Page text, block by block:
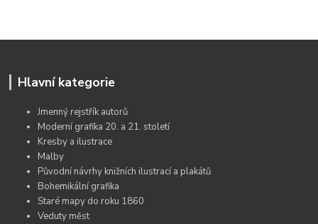
Hlavní kategorie
Jmenný rejstřík autorů
Moderní grafika 20. a 21. století
Kresby a ilustrace
Malby
Původní návrhy knižních ilustrací a plakátů
Bohemikální grafika
Staré mapy do roku 1860
Veduty měst